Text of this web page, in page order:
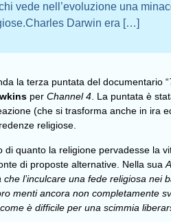
vede nell’evoluzione una
Darwin era […]
la terza puntata del documentario “
perChannel 4 . La puntata è
(che si trasforma anche in ira
religiose.
di quanto la religione pervadesse la
di proposte alternative. Nella sua
l’inculcare una fede religiosa nei
menti ancora non completamente
è difficile per una scimmia